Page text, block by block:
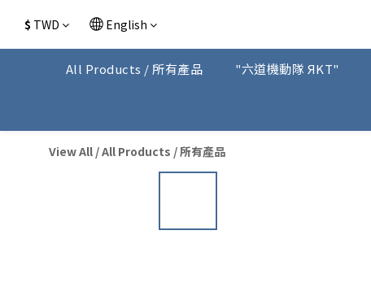
$ TWD English
All Products / 所有產品 "六道機動隊 ЯKT"
View All /All Products / 所有產品